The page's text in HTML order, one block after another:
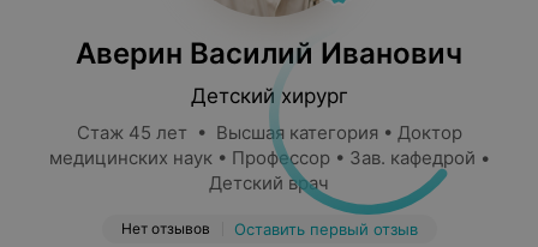
Аверин Василий Иванович
Детский хирург
Стаж 45 лет • Высшая категория • Доктор
медицинских наук • Профессор • Зав. кафедрой •
Детский врач
Нет отзывов Оставить первый отзыв